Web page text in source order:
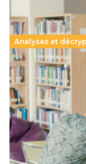
Analyses et
Supérieur
promesse
11 juillet 2026-
Le projet de loi
supérieur privé
qui relègue
Lire la suite →